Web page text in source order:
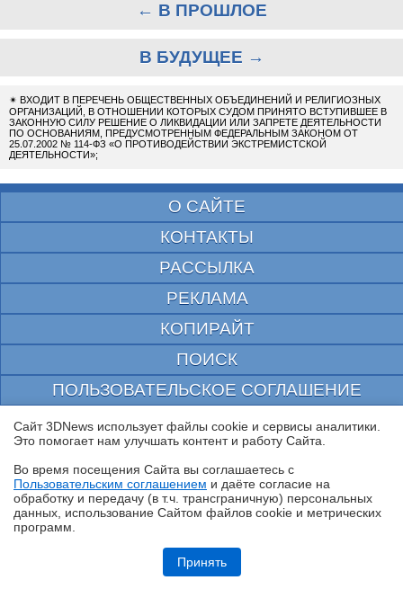
Обзор и тест системы жидкостного охлаждения DeepCool LT360 Vision
ARGB с 4,5-дюймовым экраном
← В ПРОШЛОЕ
В БУДУЩЕЕ →
✴ ВХОДИТ В ПЕРЕЧЕНЬ ОБЩЕСТВЕННЫХ ОБЪЕДИНЕНИЙ И РЕЛИГИОЗНЫХ
ОРГАНИЗАЦИЙ, В ОТНОШЕНИИ КОТОРЫХ СУДОМ ПРИНЯТО ВСТУПИВШЕЕ В
ЗАКОННУЮ СИЛУ РЕШЕНИЕ О ЛИКВИДАЦИИ ИЛИ ЗАПРЕТЕ ДЕЯТЕЛЬНОСТИ
ПО ОСНОВАНИЯМ, ПРЕДУСМОТРЕННЫМ ФЕДЕРАЛЬНЫМ ЗАКОНОМ ОТ
25.07.2002 № 114-ФЗ «О ПРОТИВОДЕЙСТВИИ ЭКСТРЕМИСТСКОЙ
ДЕЯТЕЛЬНОСТИ»;
О САЙТЕ
КОНТАКТЫ
РАССЫЛКА
РЕКЛАМА
КОПИРАЙТ
ПОИСК
ПОЛЬЗОВАТЕЛЬСКОЕ СОГЛАШЕНИЕ
ЗАЩИЩЕНО CURATOR
© 1997—2026 Электронное периодическое издание "3ДНьюс" | Свидетельство о
выдано Федеральной Службой по надзору за соблюдением законодательства в сфере
массовых коммуникаций и охране культурного наследия
При цитировании документа ссылка на сайт с указанием автора обязательна. Полное
заимствование документа является нарушением
российского и международного законодательства и возможно только с согласия
Сайт 3DNews использует файлы cookie и сервисы аналитики.
Это помогает нам улучшать контент и работу Cайта.
Во время посещения Cайта вы соглашаетесь с
Пользовательским соглашением и даёте согласие на
обработку и передачу (в т.ч. трансграничную) персональных
данных, использование Cайтом файлов cookie и метрических
программ.
Принять